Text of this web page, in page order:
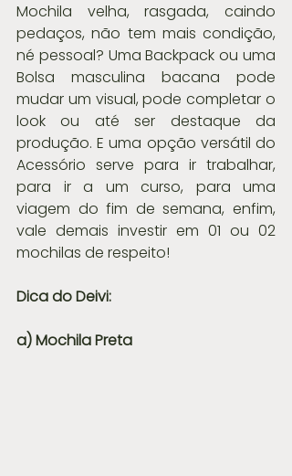
Mochila velha, rasgada, caindo
pedaços, não tem mais condição,
né pessoal? Uma Backpack ou uma
Bolsa masculina bacana pode
mudar um visual, pode completar o
look ou até ser destaque da
produção. E uma opção versátil do
Acessório serve para ir trabalhar,
para ir a um curso, para uma
viagem do fim de semana, enfim,
vale demais investir em 01 ou 02
mochilas de respeito!
Dica do Deivi:
a) Mochila Preta